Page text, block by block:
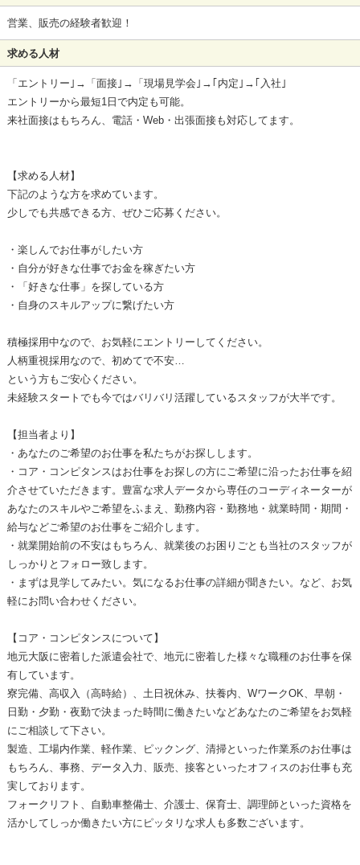
営業、販売の経験者歓迎！
求める人材
「エントリー｣→「面接｣→「現場見学会｣→｢内定｣→｢入社｣
エントリーから最短1日で内定も可能。
来社面接はもちろん、電話・Web・出張面接も対応してます。
【求める人材】
下記のような方を求めています。
少しでも共感できる方、ぜひご応募ください。
・楽しんでお仕事がしたい方
・自分が好きな仕事でお金を稼ぎたい方
・「好きな仕事」を探している方
・自身のスキルアップに繋げたい方
積極採用中なので、お気軽にエントリーしてください。
人柄重視採用なので、初めてで不安…
という方もご安心ください。
未経験スタートでも今ではバリバリ活躍しているスタッフが大半です。
【担当者より】
・あなたのご希望のお仕事を私たちがお探しします。
・コア・コンピタンスはお仕事をお探しの方にご希望に沿ったお仕事を紹
介させていただきます。豊富な求人データから専任のコーディネーターが
あなたのスキルやご希望をふまえ、勤務内容・勤務地・就業時間・期間・
給与などご希望のお仕事をご紹介します。
・就業開始前の不安はもちろん、就業後のお困りごとも当社のスタッフが
しっかりとフォロー致します。
・まずは見学してみたい。気になるお仕事の詳細が聞きたい。など、お気
軽にお問い合わせください。
【コア・コンピタンスについて】
地元大阪に密着した派遣会社で、地元に密着した様々な職種のお仕事を保
有しています。
寮完備、高収入（高時給）、土日祝休み、扶養内、WワークOK、早朝・
日勤・夕勤・夜勤で決まった時間に働きたいなどあなたのご希望をお気軽
にご相談して下さい。
製造、工場内作業、軽作業、ピックング、清掃といった作業系のお仕事は
もちろん、事務、データ入力、販売、接客といったオフィスのお仕事も充
実しております。
フォークリフト、自動車整備士、介護士、保育士、調理師といった資格を
活かしてしっか働きたい方にピッタリな求人も多数ございます。